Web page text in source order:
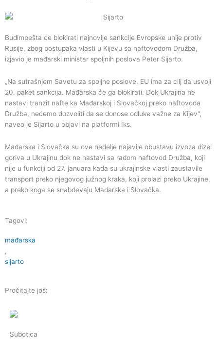
Budimpešta će blokirati najnovije sankcije Evropske unije protiv
Rusije, zbog postupaka vlasti u Kijevu sa naftovodom Družba,
izjavio je mađarski ministar spoljnih poslova Peter Sijarto.
„Na sutrašnjem Savetu za spoljne poslove, EU ima za cilj da usvoji
20. paket sankcija. Mađarska će ga blokirati. Dok Ukrajina ne
nastavi tranzit nafte ka Mađarskoj i Slovačkoj preko naftovoda
Družba, nećemo dozvoliti da se donose odluke važne za Kijev“,
naveo je Sijarto u objavi na platformi Iks.
Mađarska i Slovačka su ove nedelje najavile obustavu izvoza dizel
goriva u Ukrajinu dok ne nastavi sa radom naftovod Družba, koji
nije u funkciji od 27. januara kada su ukrajinske vlasti zaustavile
transport preko njegovog južnog kraka, koji prolazi preko Ukrajine,
a preko koga se snabdevaju Mađarska i Slovačka.
Tagovi:
mađarska
,
sijarto
Pročitajte još:
Subotica